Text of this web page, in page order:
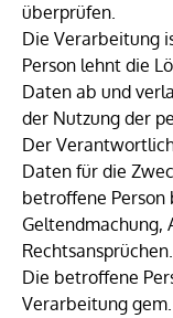
überprüfen.
Die Verarbeitung
Person lehnt die
Daten ab und
der Nutzung der
Der
Daten für die
betroffene Person
Geltendmachung,
Rechtsansprüchen.
Die betroffene
Verarbeitung gem.